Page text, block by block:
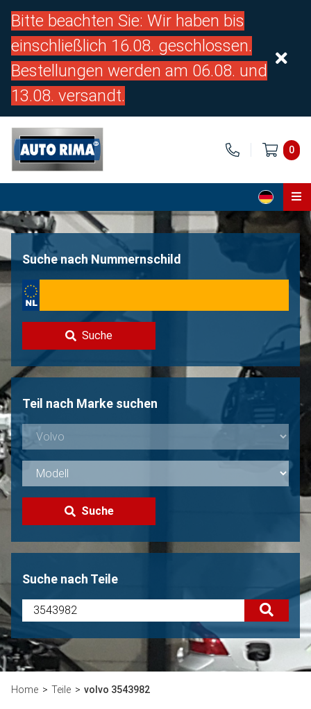
Bitte beachten Sie: Wir haben bis
einschließlich 16.08. geschlossen.
Bestellungen werden am 06.08. und
13.08. versandt.
0
Home
Über uns
Volvo Verkaufen?
Nicht gefunden?
Suche nach Nummernschild
Suche
Teil nach Marke suchen
Suche
Suche nach Teile
Home Teile volvo 3543982